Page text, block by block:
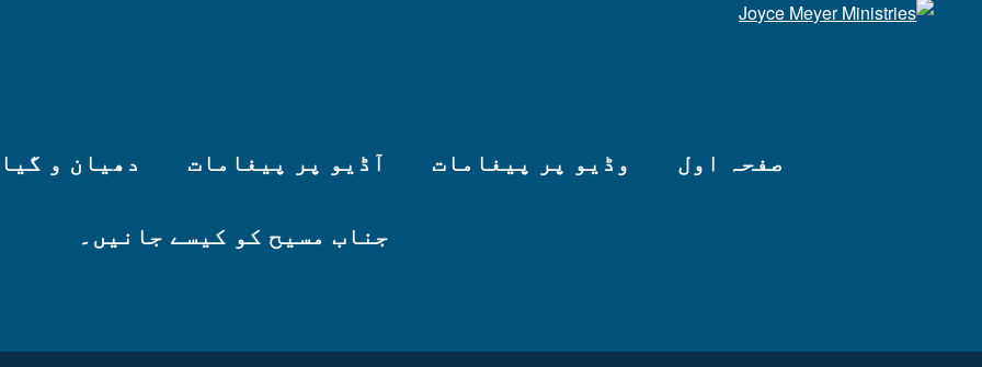
صفحہ اول وڈیو پر پیغامات آڈیو پر پیغامات دھیان و
جناب مسیح کو کیسے جانیں۔